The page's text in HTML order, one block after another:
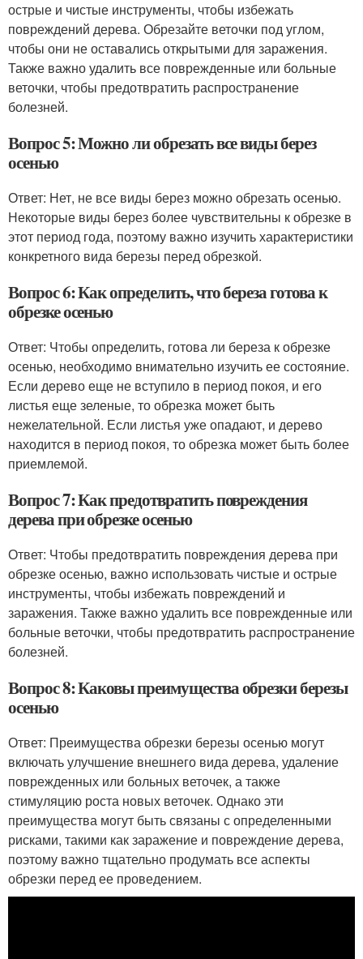
острые и чистые инструменты, чтобы избежать
повреждений дерева. Обрезайте веточки под углом,
чтобы они не оставались открытыми для заражения.
Также важно удалить все поврежденные или больные
веточки, чтобы предотвратить распространение
болезней.
Вопрос 5: Можно ли обрезать все виды берез
осенью
Ответ: Нет, не все виды берез можно обрезать осенью.
Некоторые виды берез более чувствительны к обрезке в
этот период года, поэтому важно изучить характеристики
конкретного вида березы перед обрезкой.
Вопрос 6: Как определить, что береза готова к
обрезке осенью
Ответ: Чтобы определить, готова ли береза к обрезке
осенью, необходимо внимательно изучить ее состояние.
Если дерево еще не вступило в период покоя, и его
листья еще зеленые, то обрезка может быть
нежелательной. Если листья уже опадают, и дерево
находится в период покоя, то обрезка может быть более
приемлемой.
Вопрос 7: Как предотвратить повреждения
дерева при обрезке осенью
Ответ: Чтобы предотвратить повреждения дерева при
обрезке осенью, важно использовать чистые и острые
инструменты, чтобы избежать повреждений и
заражения. Также важно удалить все поврежденные или
больные веточки, чтобы предотвратить распространение
болезней.
Вопрос 8: Каковы преимущества обрезки березы
осенью
Ответ: Преимущества обрезки березы осенью могут
включать улучшение внешнего вида дерева, удаление
поврежденных или больных веточек, а также
стимуляцию роста новых веточек. Однако эти
преимущества могут быть связаны с определенными
рисками, такими как заражение и повреждение дерева,
поэтому важно тщательно продумать все аспекты
обрезки перед ее проведением.